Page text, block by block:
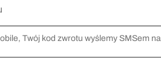
Twój kod zwrotu wyślemy SMSem na